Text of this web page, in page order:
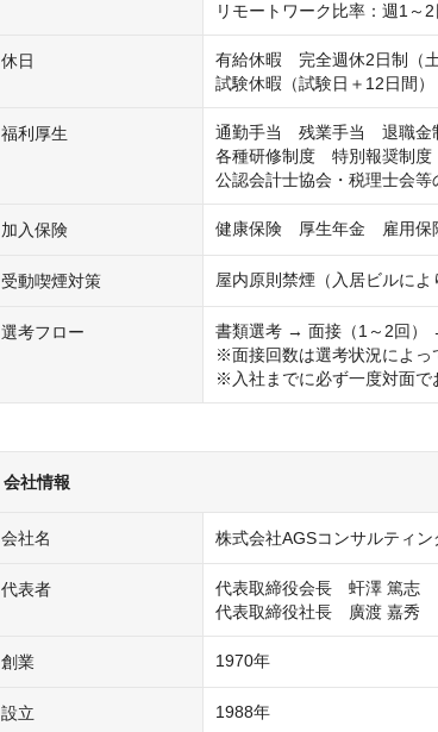
リモートワーク比率：週1～
休日
有給休暇　完全週休2日制（
試験休暇（試験日＋12日間
福利厚生
通勤手当　残業手当　退職
各種研修制度　特別報奨制
公認会計士協会・税理士会等
加入保険 健康保険　厚生年金　雇用
受動喫煙対策 屋内原則禁煙（入居ビルによ
選考フロー
書類選考 → 面接（1～2回）
※面接回数は選考状況によっ
※入社までに必ず一度対面で
会社情報
会社名 株式会社AGSコンサルティン
代表者
代表取締役会長　虷澤 篤志
代表取締役社長　廣渡 嘉秀
創業 1970年
設立 1988年